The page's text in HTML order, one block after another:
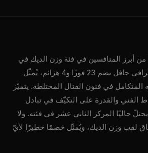
من أبرز المنافسين في فئة وزن الديك في
بطولة UFC. بسجل احترافي حافل يضم 23 فوزًا و4 هزائم، يُمثّل
المتكامل في فنون القتال المختلطة. يتميّز
الفني والقدرة على التكيّف في تبادل
حاليًا المركز الثاني عشر في فئته. ولا
لقب وزن الديك، ويُمثّل خصمًا خطيرًا لأيّ